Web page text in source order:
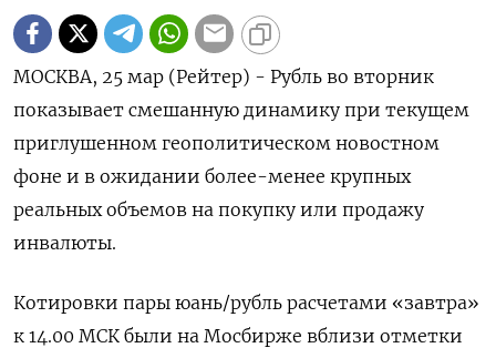
МОСКВА, 25 мар (Рейтер) - Рубль во вторник
показывает смешанную динамику при текущем
приглушенном геополитическом новостном
фоне и в ожидании более-менее крупных
реальных объемов на покупку или продажу
инвалюты.
Котировки пары юань/рубль расчетами «завтра»
к 14.00 МСК были на Мосбирже вблизи отметки